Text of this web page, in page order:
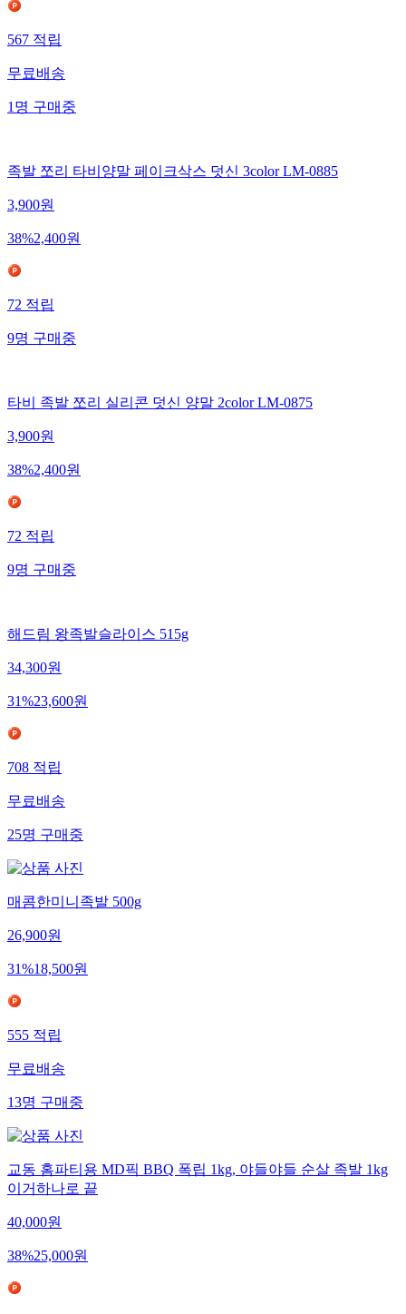
567적립
무료배송
1명구매중
족발 쪼리 타비양말 페이크삭스 덧신 3color LM-0885
3,900원
38%2,400원
72적립
9명구매중
타비 족발 쪼리 실리콘 덧신 양말 2color LM-0875
3,900원
38%2,400원
72적립
9명구매중
해드림 왕족발슬라이스 515g
34,300원
31%23,600원
708적립
무료배송
25명구매중
매콤한미니족발 500g
26,900원
31%18,500원
555적립
무료배송
13명구매중
교동 홈파티용 MD픽 BBQ 폭립 1kg, 야들야들 순살 족발 1kg
이거하나로 끝
40,000원
38%25,000원